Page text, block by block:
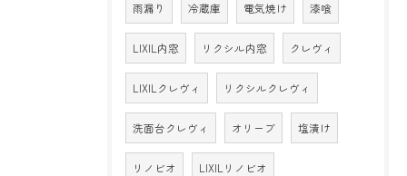
雨漏り 冷蔵庫 電気焼け 漆喰
LIXIL内窓 リクシル内窓 クレヴィ
LIXILクレヴィ リクシルクレヴィ
洗面台クレヴィ オリーブ 塩漬け
リノビオ LIXILリノビオ